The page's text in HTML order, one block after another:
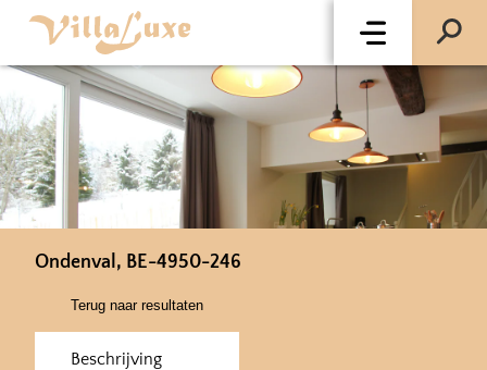
Ondenval, BE-4950-246
Terug naar resultaten
Beschrijving